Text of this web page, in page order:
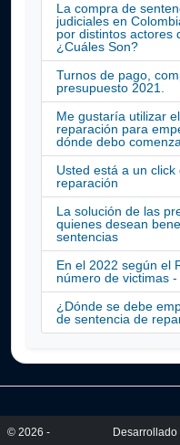
La compra de
judiciales en
por distintos actores
¿Cuáles Son?
Turnos de pago,
presupuesto 2021.
Me gustaría utilizar
reparación para
dónde debo
Usted está a un
reparación
La solución de las
quienes desean
sentencias
En el 2022 según el
número de victimas
¿Dónde se debe
de sentencia de
© 2026 - Desarrollado